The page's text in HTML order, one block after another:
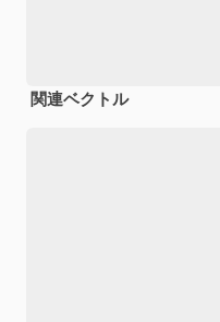
関連ベクトル